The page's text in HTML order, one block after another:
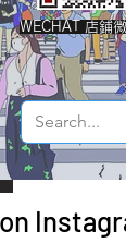
WECHAT 店鋪